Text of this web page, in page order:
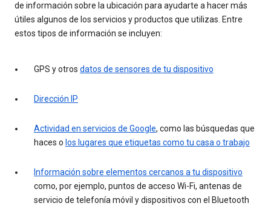
de información sobre la ubicación para ayudarte a hacer más
útiles algunos de los servicios y productos que utilizas. Entre
estos tipos de información se incluyen:
GPS y otros datos de sensores de tu dispositivo
Dirección IP
Actividad en servicios de Google, como las búsquedas que
haces o los lugares que etiquetas como tu casa o trabajo
Información sobre elementos cercanos a tu dispositivo
como, por ejemplo, puntos de acceso Wi-Fi, antenas de
servicio de telefonía móvil y dispositivos con el Bluetooth